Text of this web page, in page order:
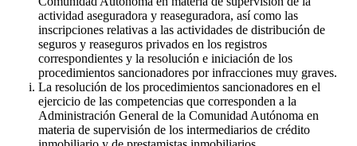
actividad aseguradora y reaseguradora, así como las
inscripciones relativas a las actividades de distribución de
seguros y reaseguros privados en los registros
correspondientes y la resolución e iniciación de los
procedimientos sancionadores por infracciones muy graves.
La resolución de los procedimientos sancionadores en el
ejercicio de las competencias que corresponden a la
Administración General de la Comunidad Autónoma en
materia de supervisión de los intermediarios de crédito